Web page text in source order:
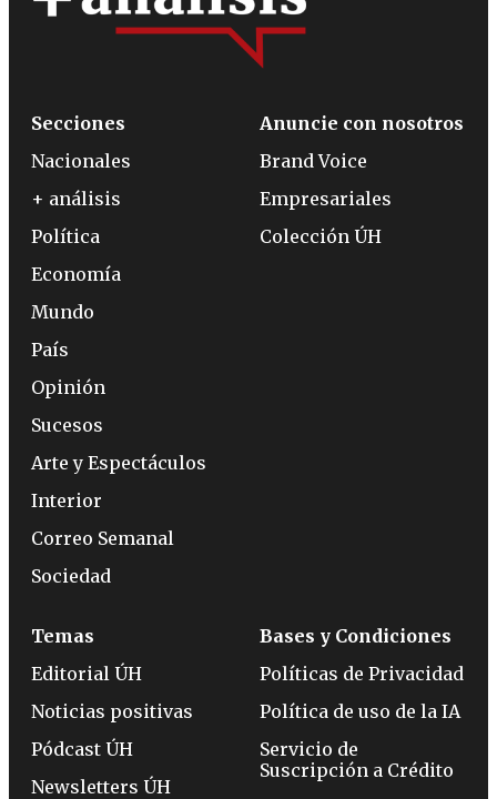
Secciones
Nacionales
+ análisis
Política
Economía
Mundo
País
Opinión
Sucesos
Arte y Espectáculos
Interior
Correo Semanal
Sociedad
Anuncie con nosotros
Brand Voice
Empresariales
Colección ÚH
Temas
Editorial ÚH
Noticias positivas
Pódcast ÚH
Newsletters ÚH
Bases y Condiciones
Políticas de Privacidad
Política de uso de la IA
Servicio de
Suscripción a Crédito